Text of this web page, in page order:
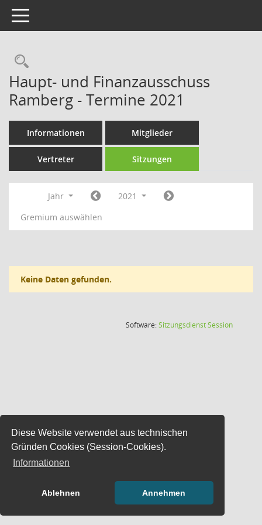
Diese Website verwendet aus technischen
Gründen Cookies (Session-Cookies).
Informationen
Ablehnen Annehmen
Toggle navigation
Rechercheauswahl
Haupt- und Finanzausschuss
Ramberg - Termine 2021
Informationen Mitglieder
Vertreter Sitzungen
Jahr
2021
Gremium auswählen
Keine Daten gefunden.
Software:SitzungsdienstSession(Wird in